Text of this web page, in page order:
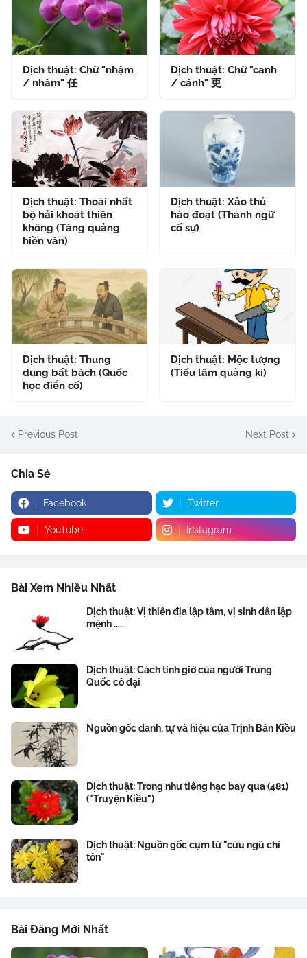
Dịch thuật: Chữ "nhậm
/ nhâm" 任
Dịch thuật: Chữ "canh
/ cánh" 更
Dịch thuật: Thoái nhất
bộ hải khoát thiên
không (Tăng quảng
hiền văn)
Dịch thuật: Xảo thủ
hào đoạt (Thành ngữ
cố sự)
Dịch thuật: Thung
dung bất bách (Quốc
học điển cố)
Dịch thuật: Mộc tượng
(Tiếu lâm quảng kí)
Previous Post Next Post
Chia Sẻ
Facebook Twitter
YouTube Instagram
Bài Xem Nhiều Nhất
Dịch thuật: Vị thiên địa lập tâm, vị sinh dân lập
mệnh .....
Dịch thuật: Cách tính giờ của người Trung
Quốc cổ đại
Nguồn gốc danh, tự và hiệu của Trịnh Bản Kiều
Dịch thuật: Trong như tiếng hạc bay qua (481)
("Truyện Kiều")
Dịch thuật: Nguồn gốc cụm từ "cửu ngũ chí
tôn"
Bài Đăng Mới Nhất